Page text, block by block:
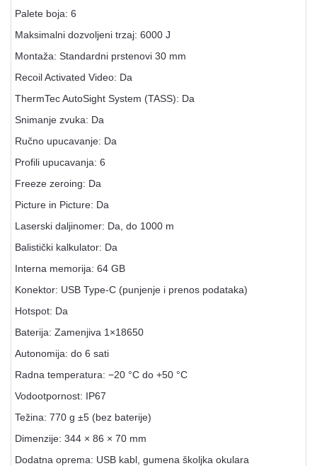
Palete boja: 6
Maksimalni dozvoljeni trzaj: 6000 J
Montaža: Standardni prstenovi 30 mm
Recoil Activated Video: Da
ThermTec AutoSight System (TASS): Da
Snimanje zvuka: Da
Ručno upucavanje: Da
Profili upucavanja: 6
Freeze zeroing: Da
Picture in Picture: Da
Laserski daljinomer: Da, do 1000 m
Balistički kalkulator: Da
Interna memorija: 64 GB
Konektor: USB Type-C (punjenje i prenos podataka)
Hotspot: Da
Baterija: Zamenjiva 1×18650
Autonomija: do 6 sati
Radna temperatura: −20 °C do +50 °C
Vodootpornost: IP67
Težina: 770 g ±5 (bez baterije)
Dimenzije: 344 × 86 × 70 mm
Dodatna oprema: USB kabl, gumena školjka okulara